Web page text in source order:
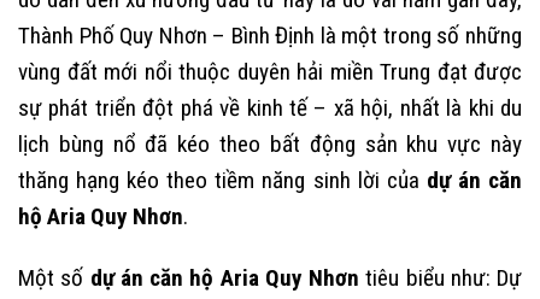
Thành Phố Quy Nhơn – Bình Định là một trong số những
vùng đất mới nổi thuộc duyên hải miền Trung đạt được
sự phát triển đột phá về kinh tế – xã hội, nhất là khi du
lịch bùng nổ đã kéo theo bất động sản khu vực này
thăng hạng kéo theo tiềm năng sinh lời của dự án căn
hộ Aria Quy Nhơn.
Một số dự án căn hộ Aria Quy Nhơn tiêu biểu như: Dự